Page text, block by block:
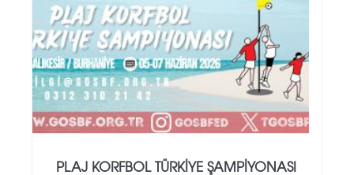
PLAJ KORFBOL TÜRKİYE ŞAMPİYONASI